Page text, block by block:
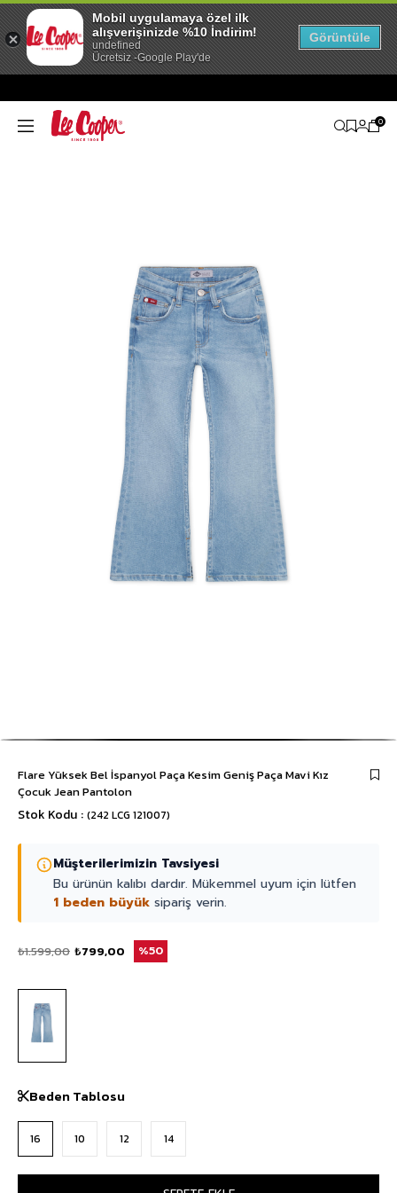
0
Flare Yüksek Bel İspanyol Paça Kesim Geniş Paça Mavi Kız
Çocuk Jean Pantolon
Stok Kodu (242 LCG 121007)
Müşterilerimizin Tavsiyesi
Bu ürünün kalıbı dardır. Mükemmel uyum için lütfen
1 beden büyük sipariş verin.
₺1.599,00 ₺799,00 50
Beden Tablosu
16 10 12 14
Mobil uygulamaya özel ilk
alışverişinizde %10 İndirim!
undefined
Ücretsiz -Google Play'de
Görüntüle